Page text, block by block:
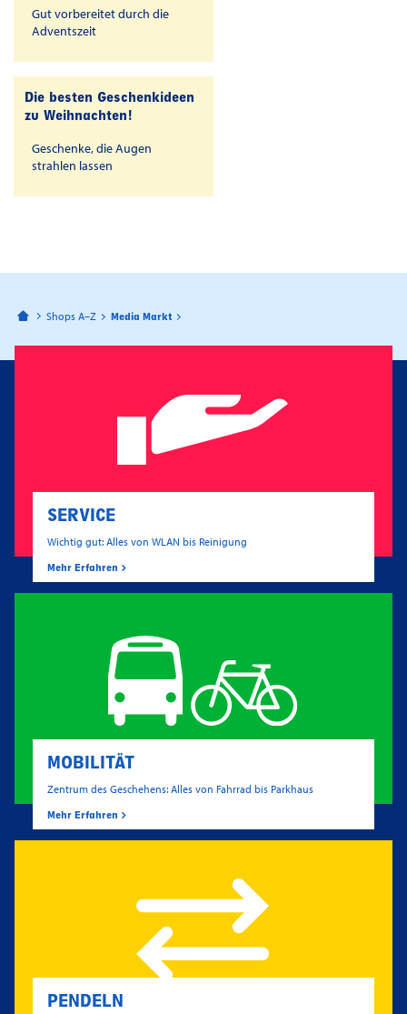
Gut vorbereitet durch die
Adventszeit
Die besten Geschenkideen
zu Weihnachten!
Geschenke, die Augen
strahlen lassen
Bahnhofspassagen Potsdam
Shops A–Z Media Markt
SERVICE
Wichtig gut: Alles von WLAN bis Reinigung
Mehr Erfahren
MOBILITÄT
Zentrum des Geschehens: Alles von Fahrrad bis Parkhaus
Mehr Erfahren
PENDELN